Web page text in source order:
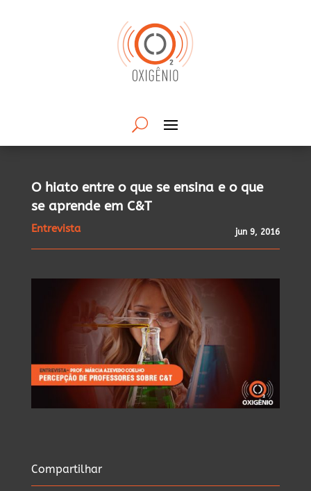
O hiato entre o que se ensina e o que
se aprende em C&T
Entrevista jun 9, 2016
Compartilhar